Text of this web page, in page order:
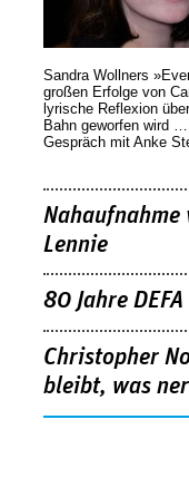
Sandra Wollners
großen Erfolge von
lyrische Reflexion
Bahn geworfen wird
Gespräch mit Anke
Nahaufnahme
Lennie
80 Jahre DEFA
Christopher
bleibt, was